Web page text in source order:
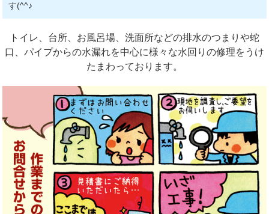
す(^^♪
トイレ、台所、お風呂場、洗面所などの排水のつまりや蛇
口、パイプからの水漏れを中心に様々な水回りの修理をうけ
たまわっております。